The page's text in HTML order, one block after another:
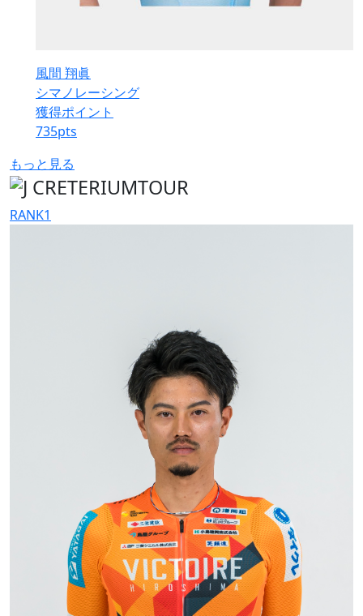
風間 翔眞
シマノレーシング
獲得ポイント
735pts
もっと見る
RANK1